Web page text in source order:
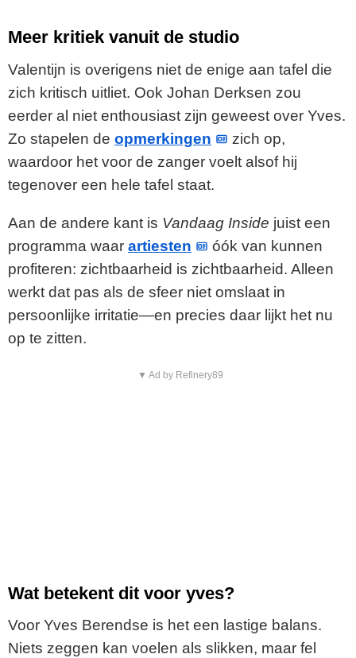
Meer kritiek vanuit de studio
Valentijn is overigens niet de enige aan tafel die
zich kritisch uitliet. Ook Johan Derksen zou
eerder al niet enthousiast zijn geweest over Yves.
Zo stapelen de opmerkingen
zich op,
waardoor het voor de zanger voelt alsof hij
tegenover een hele tafel staat.
Aan de andere kant is Vandaag Inside juist een
programma waar artiesten
óók van kunnen
profiteren: zichtbaarheid is zichtbaarheid. Alleen
werkt dat pas als de sfeer niet omslaat in
persoonlijke irritatie—en precies daar lijkt het nu
op te zitten.
▼ Ad by Refinery89
Wat betekent dit voor yves?
Voor Yves Berendse is het een lastige balans.
Niets zeggen kan voelen als slikken, maar fel